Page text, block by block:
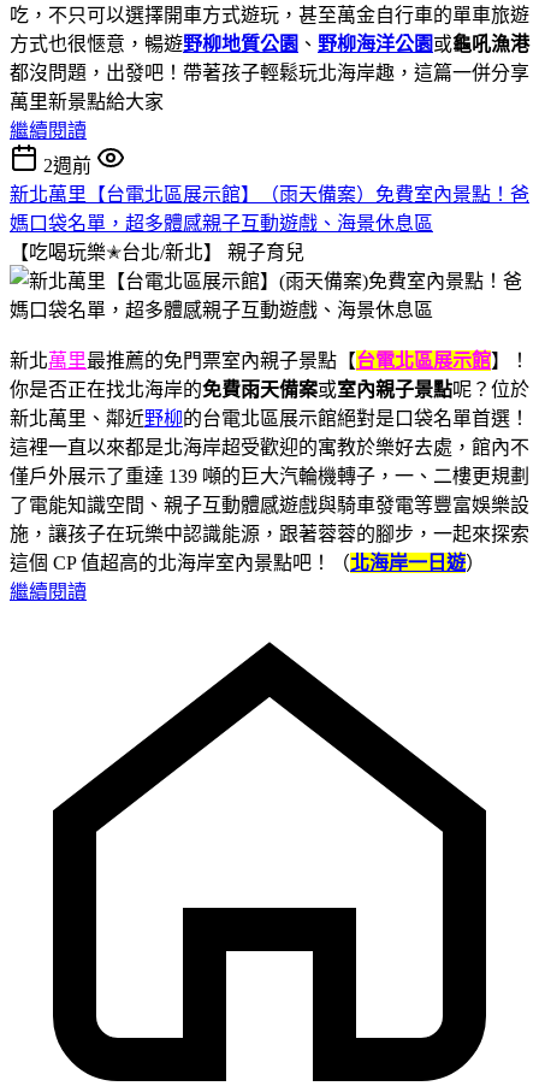
吃，不只可以選擇開車方式遊玩，甚至萬金自行車的單車旅遊
方式也很愜意，暢遊野柳地質公園 、 野柳海洋公園或龜吼漁港
都沒問題，出發吧！帶著孩子輕鬆玩北海岸趣，這篇一併分享
萬里新景點給大家
繼續閱讀
2週前
新北萬里【台電北區展示館】（雨天備案）免費室內景點！爸
媽口袋名單，超多體感親子互動遊戲、海景休息區
【吃喝玩樂✭台北/新北】 親子育兒
新北萬里最推薦的免門票室內親子景點【台電北區展示館】！
你是否正在找北海岸的免費雨天備案或室內親子景點呢？位於
新北萬里、鄰近野柳的台電北區展示館絕對是口袋名單首選！
這裡一直以來都是北海岸超受歡迎的寓教於樂好去處，館內不
僅戶外展示了重達 139 噸的巨大汽輪機轉子，一、二樓更規劃
了電能知識空間、親子互動體感遊戲與騎車發電等豐富娛樂設
施，讓孩子在玩樂中認識能源，跟著蓉蓉的腳步，一起來探索
這個 CP 值超高的北海岸室內景點吧！（北海岸一日遊）
繼續閱讀